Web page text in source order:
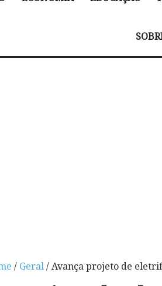
/ Geral/ Avança projeto de